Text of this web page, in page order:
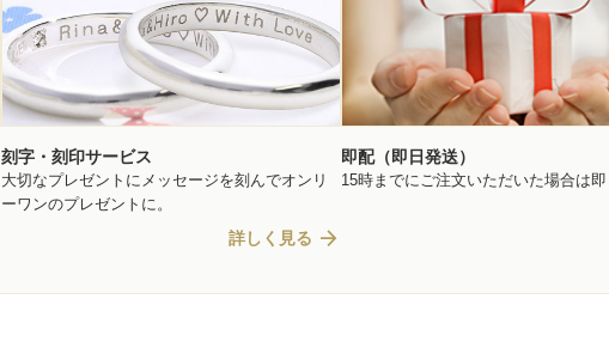
刻字・刻印サービス
大切なプレゼントにメッセージを刻んでオンリ
ーワンのプレゼントに。
詳しく見る arrow_forward
即配（即日発送）
15時までにご注文いただいた場合は